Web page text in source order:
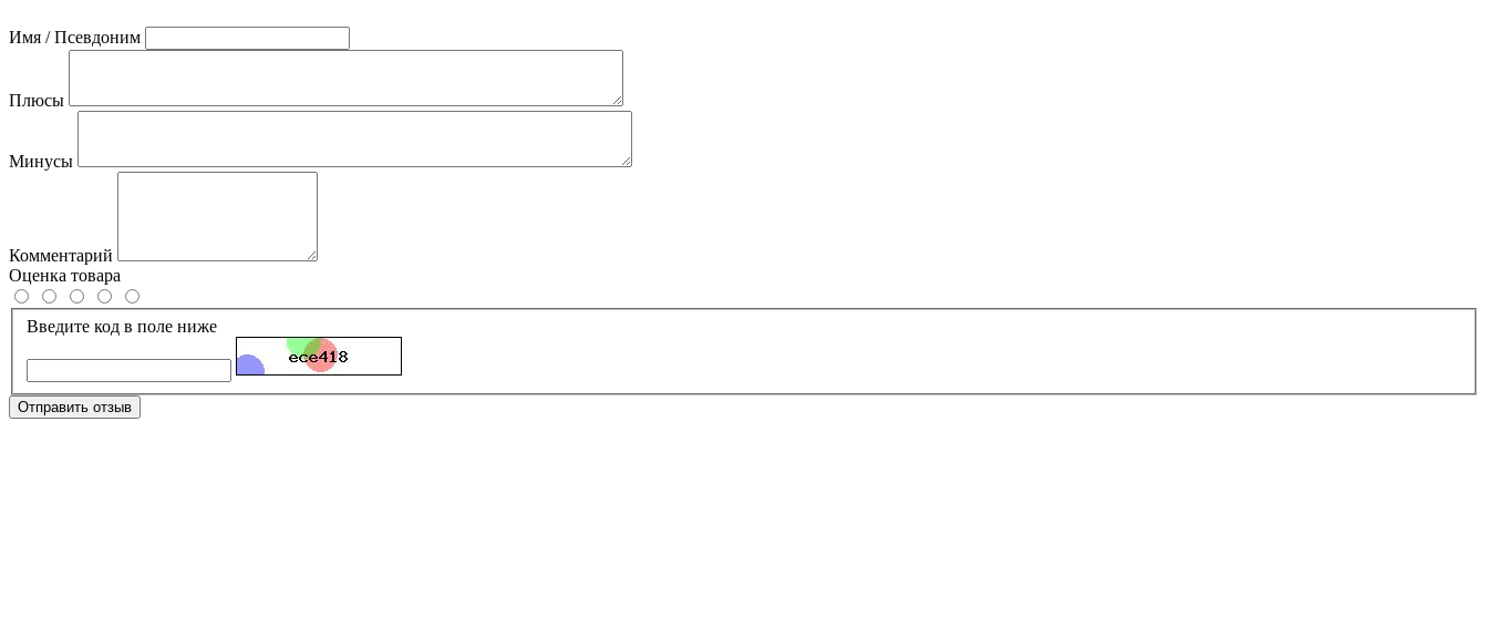
Имя / Псевдоним
Плюсы
Минусы
Комментарий
Оценка товара
Введите код в поле ниже
Отправить отзыв